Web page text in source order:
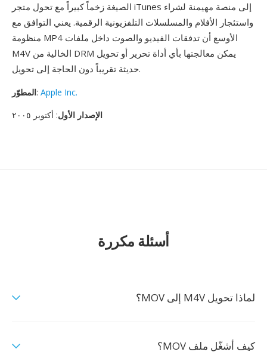
الصيغة زخماً كبيراً مع تحول متجر iTunes إلى منصة مهيمنة لشراء
واستئجار الأفلام والمسلسلات التلفزيونية الرقمية. يعني التوافق مع
منظومة MP4 الأوسع أن تدفقات الفيديو والصوت داخل ملفات
M4V الخالية من DRM يمكن معالجتها بأي أداة تحرير أو تحويل
حديثة تقريباً دون الحاجة إلى تحويل.
المطوّر: Apple Inc.
الإصدار الأول: أكتوبر ٢٠٠٥
أسئلة مكررة
لماذا تحويل M4V إلى MOV؟
كيف أشغّل ملف MOV؟